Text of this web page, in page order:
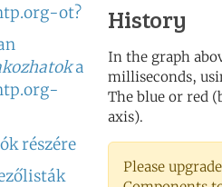
ot?
a
részére
History
In the graph
milliseconds,
The blue or red
axis).
Please